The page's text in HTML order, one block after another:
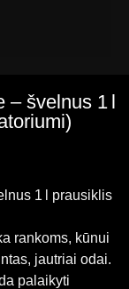
– švelnus 1 l
1 l prausiklis
rankoms, kūnui
jautriai odai.
palaikyti